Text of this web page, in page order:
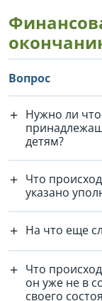
Вопрос
Нужно ли
детям?
Что
указано
На что еще
Что
он уже не в
своего